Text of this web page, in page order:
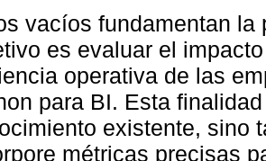
vacíos fundamentan
es evaluar el
operativa de las
para BI. Esta
existente, sino
métricas precisas